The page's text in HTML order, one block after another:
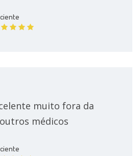
muito fora da
médicos